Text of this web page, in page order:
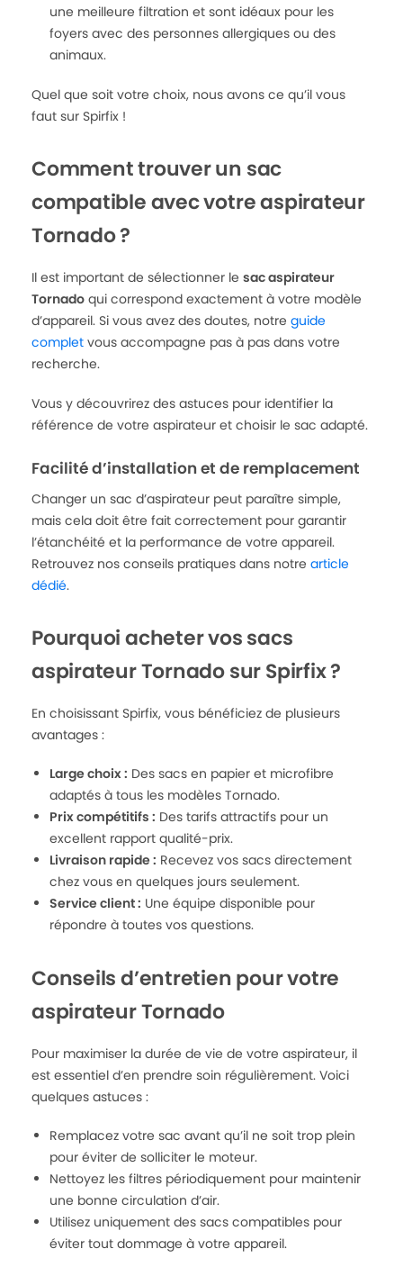
une meilleure filtration et sont idéaux pour les
foyers avec des personnes allergiques ou des
animaux.
Quel que soit votre choix, nous avons ce qu’il vous
faut sur Spirfix !
Comment trouver un sac
compatible avec votre aspirateur
Tornado ?
Il est important de sélectionner le sac aspirateur
Tornado qui correspond exactement à votre modèle
d’appareil. Si vous avez des doutes, notre guide
complet vous accompagne pas à pas dans votre
recherche.
Vous y découvrirez des astuces pour identifier la
référence de votre aspirateur et choisir le sac adapté.
Facilité d’installation et de remplacement
Changer un sac d’aspirateur peut paraître simple,
mais cela doit être fait correctement pour garantir
l’étanchéité et la performance de votre appareil.
Retrouvez nos conseils pratiques dans notre article
dédié.
Pourquoi acheter vos sacs
aspirateur Tornado sur Spirfix ?
En choisissant Spirfix, vous bénéficiez de plusieurs
avantages :
Large choix : Des sacs en papier et microfibre
adaptés à tous les modèles Tornado.
Prix compétitifs : Des tarifs attractifs pour un
excellent rapport qualité-prix.
Livraison rapide : Recevez vos sacs directement
chez vous en quelques jours seulement.
Service client : Une équipe disponible pour
répondre à toutes vos questions.
Conseils d’entretien pour votre
aspirateur Tornado
Pour maximiser la durée de vie de votre aspirateur, il
est essentiel d’en prendre soin régulièrement. Voici
quelques astuces :
Remplacez votre sac avant qu’il ne soit trop plein
pour éviter de solliciter le moteur.
Nettoyez les filtres périodiquement pour maintenir
une bonne circulation d’air.
Utilisez uniquement des sacs compatibles pour
éviter tout dommage à votre appareil.